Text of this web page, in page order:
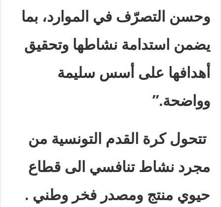
وحسن التصرّف في الموارد، بما
يضمن استدامة نشاطها وتحقيق
أهدافها على أسس سليمة
وواضحة.”
تتحول كرة القدم التونسية من
مجرد نشاط تنافسي الى قطاع
حيوي منتج ومصدر فخر وطني .